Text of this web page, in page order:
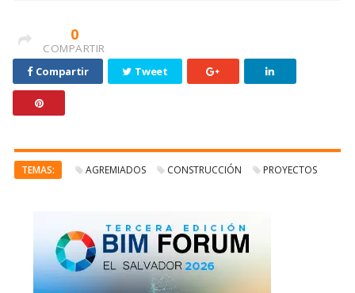
0
COMPARTIR
Compartir
Tweet
TEMAS: AGREMIADOS CONSTRUCCIÓN PROYECTOS